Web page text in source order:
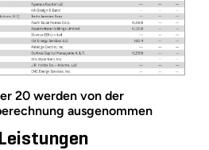
20 werden von der
ausgenommen